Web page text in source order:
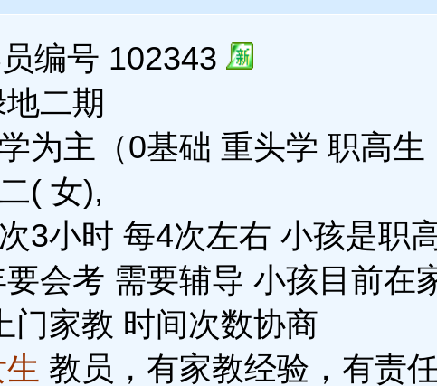
编号 102343
二期
为主（0基础 重头学 职高生
( 女),
3小时 每4次左右 小孩是职
会考 需要辅导 小孩目前在
门家教 时间次数协商
教员，有家教经验，有责任